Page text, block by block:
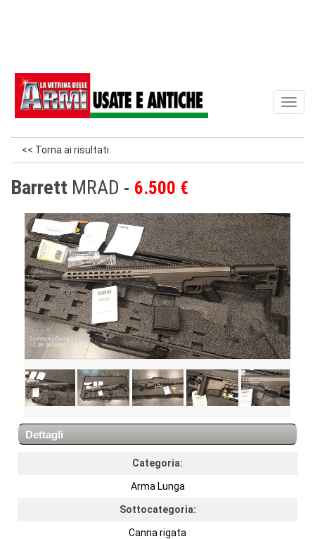
<< Torna ai risultati
Barrett MRAD 6.500 €
Dettagli
Categoria:
Arma Lunga
Sottocategoria:
Canna rigata